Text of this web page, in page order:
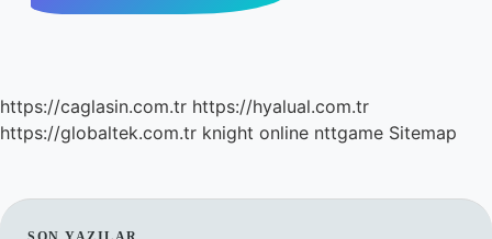
https://caglasin.com.tr https://hyalual.com.tr
https://globaltek.com.tr knight online nttgame Sitemap